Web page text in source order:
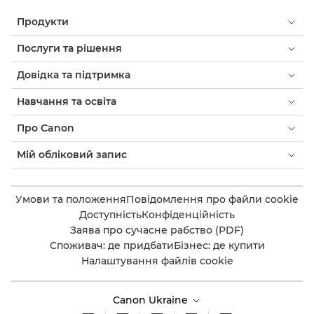
Продукти
Послуги та рішення
Довідка та підтримка
Навчання та освіта
Про Canon
Мій обліковий запис
Умови та положенняПовідомлення про файли cookie
ДоступністьКонфіденційність
Заява про сучасне рабство (PDF)
Споживач: де придбатиБізнес: де купити
Налаштування файлів cookie
Canon Ukraine